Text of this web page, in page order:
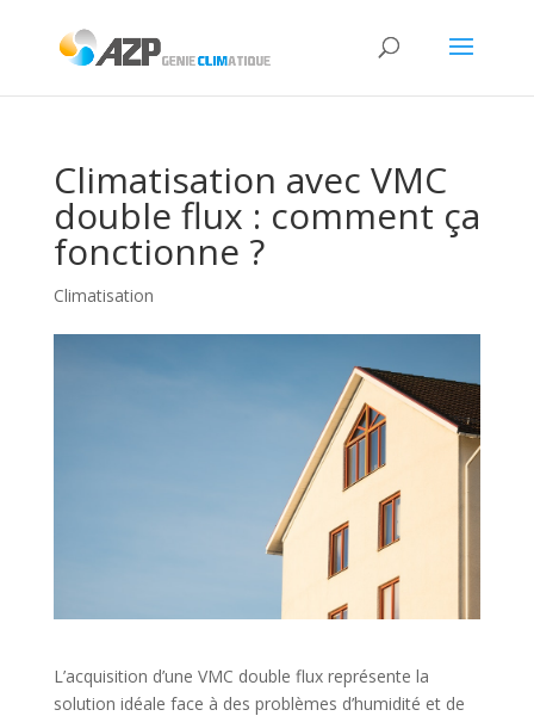
Climatisation avec VMC
double flux : comment ça
fonctionne ?
Climatisation
L’acquisition d’une VMC double flux représente la
solution idéale face à des problèmes d’humidité et de